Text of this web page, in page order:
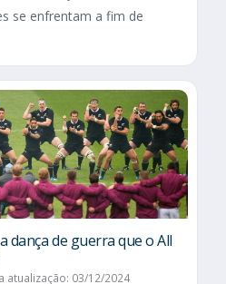
se enfrentam a fim de
dança de guerra que o All
atualização: 03/12/2024